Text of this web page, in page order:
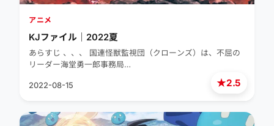
★2.5
アニメ
KJファイル｜2022夏
あらすじ 、、、 国連怪獣監視団（クローンズ）は、不屈の
リーダー海堂勇一郎事務局…
2022-08-15